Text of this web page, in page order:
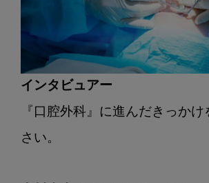
インタビュアー
『口腔外科』に進んだきっか
さい。